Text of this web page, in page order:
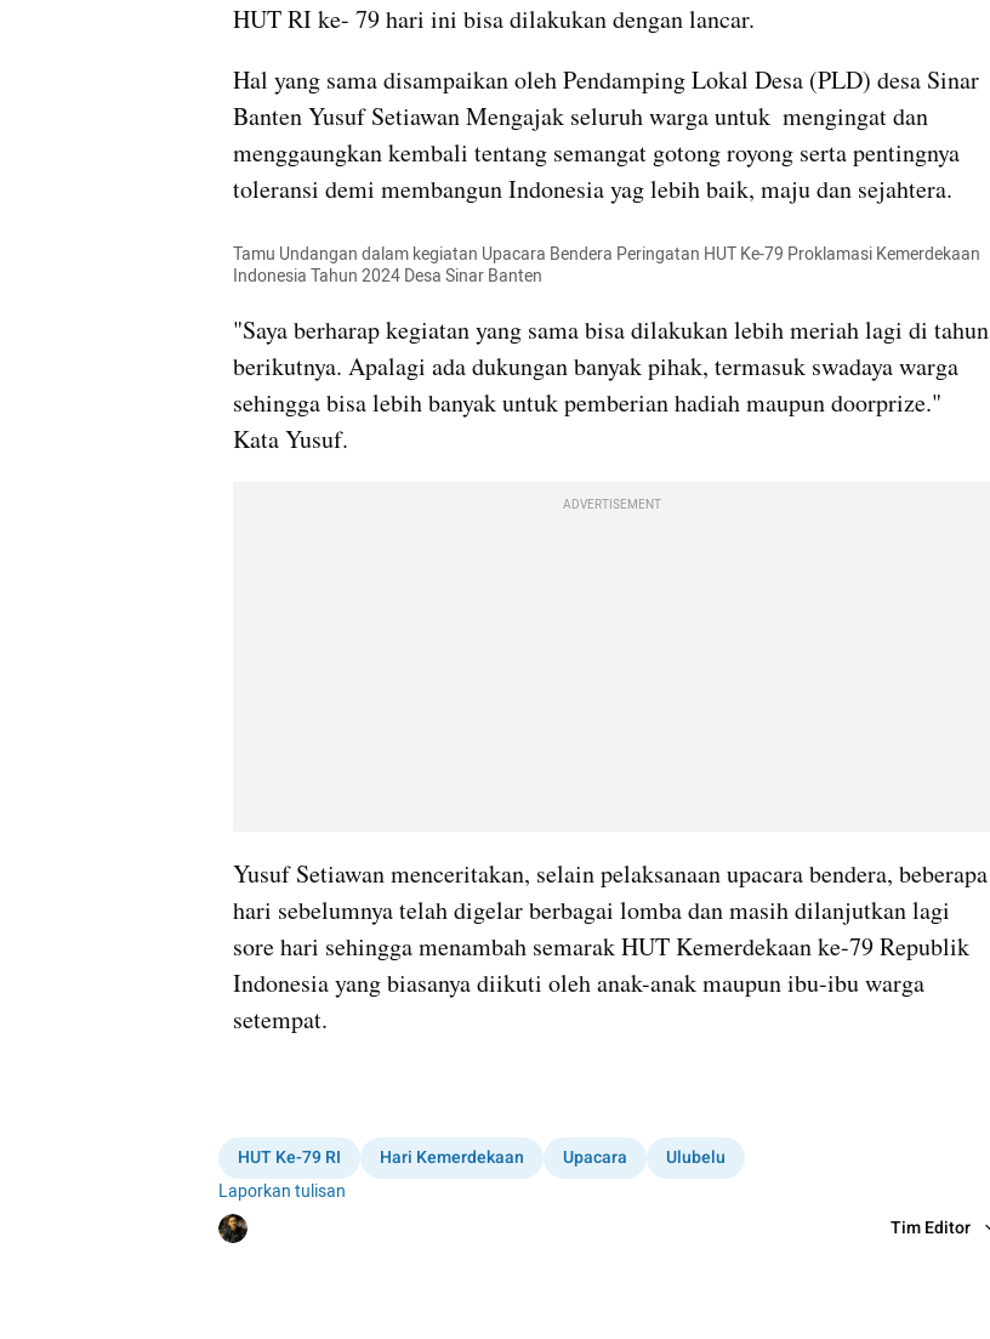
HUT RI ke- 79 hari ini bisa dilakukan dengan lancar.
Hal yang sama disampaikan oleh Pendamping Lokal Desa (PLD) desa Sinar
Banten Yusuf Setiawan Mengajak seluruh warga untuk  mengingat dan
menggaungkan kembali tentang semangat gotong royong serta pentingnya
toleransi demi membangun Indonesia yag lebih baik, maju dan sejahtera.
Tamu Undangan dalam kegiatan Upacara Bendera Peringatan HUT Ke-79 Proklamasi Kemerdekaan
Indonesia Tahun 2024 Desa Sinar Banten
"Saya berharap kegiatan yang sama bisa dilakukan lebih meriah lagi di tahun
berikutnya. Apalagi ada dukungan banyak pihak, termasuk swadaya warga
sehingga bisa lebih banyak untuk pemberian hadiah maupun doorprize."
Kata Yusuf.
ADVERTISEMENT
Yusuf Setiawan menceritakan, selain pelaksanaan upacara bendera, beberapa
hari sebelumnya telah digelar berbagai lomba dan masih dilanjutkan lagi
sore hari sehingga menambah semarak HUT Kemerdekaan ke-79 Republik
Indonesia yang biasanya diikuti oleh anak-anak maupun ibu-ibu warga
setempat.
HUT Ke-79 RI Hari Kemerdekaan Upacara
Ulubelu
Laporkan tulisan
Tim Editor